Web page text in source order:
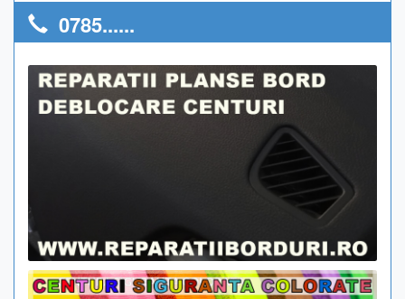
0785......